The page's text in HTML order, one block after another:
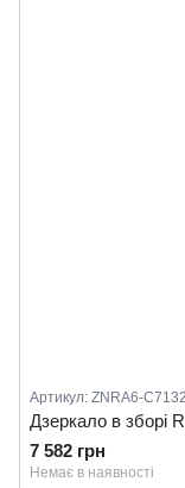
Артикул: ZNRA6-
Дзеркало в зборі
7 582 грн
Немає в наявності